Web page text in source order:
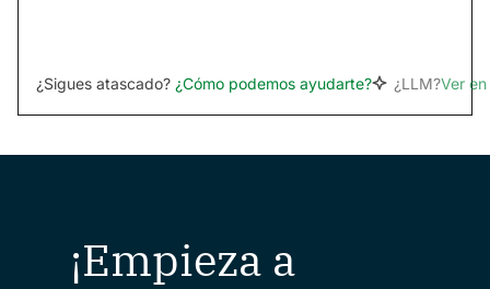
¿Sigues atascado? ¿Cómo podemos ayudarte? ¿LLM?Ver
¡Empieza a